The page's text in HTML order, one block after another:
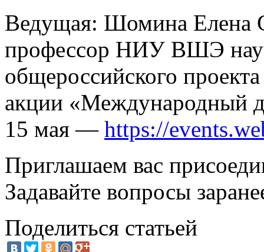
Ведущая: Шомина Елена
профессор НИУ ВШЭ
общероссийского
акции «Международный
15 мая — https://
Приглашаем вас
Задавайте вопросы
Поделиться статьей